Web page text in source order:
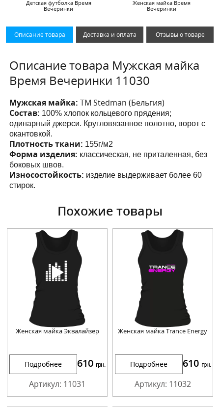
Детская футболка Время
Вечеринки
Женская майка Время
Вечеринки
Описание товара Доставка и оплата Отзывы о товаре
Описание товара Мужская майка
Время Вечеринки 11030
Мужская майка:ТМ Stedman (Бельгия)
Состав: 100% хлопок кольцевого прядения;
одинарный джерси. Кругловязанное полотно, ворот с
окантовкой.
Плотность ткани: 155г/м2
Форма изделия: классическая, не приталенная, без
боковых швов.
Износостойкость: изделие выдерживает более 60
стирок.
Похожие товары
Женская майка Эквалайзер
Подробнее 610 грн.
Артикул: 11031
Женская майка Trance Energy
Подробнее 610 грн.
Артикул: 11032